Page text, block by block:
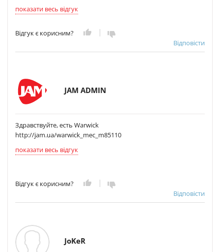
показати весь відгук
Відгук є корисним?
Відповісти
JAM ADMIN
Здравствуйте, есть Warwick
http://jam.ua/warwick_mec_m85110
показати весь відгук
Відгук є корисним?
Відповісти
JoKeR